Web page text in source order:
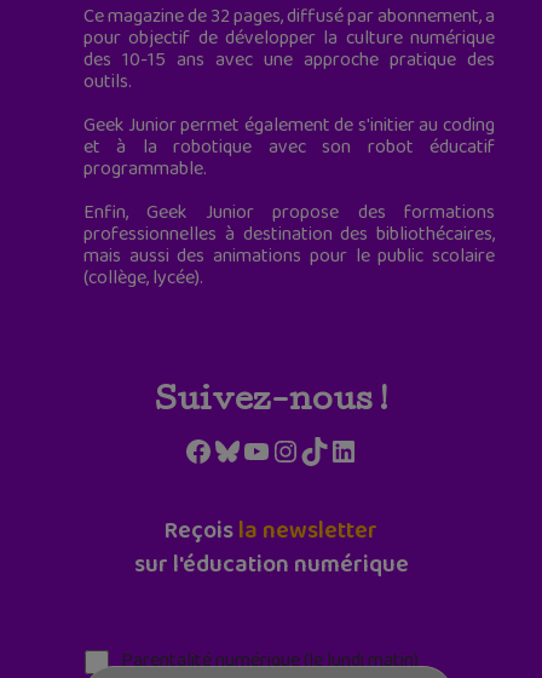
Ce magazine de 32 pages, diffusé par abonnement, a
pour objectif de développer la culture numérique
des 10-15 ans avec une approche pratique des
outils.
Geek Junior permet également de s'initier au coding
et à la robotique avec son robot éducatif
programmable.
Enfin, Geek Junior propose des formations
professionnelles à destination des bibliothécaires,
mais aussi des animations pour le public scolaire
(collège, lycée).
Suivez-nous !
Facebook
Bluesky
YouTube
Instagram
TikTokLinkedIn
Reçoisla newsletter
sur l'éducation numérique
Parentalité numérique (le lundi matin)